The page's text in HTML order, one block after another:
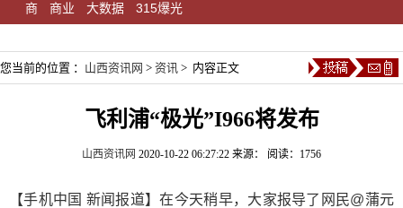
商
商业 大数据 315爆光
您当前的位置 ： 山西资讯网 > 资讯 > 内容正文
飞利浦“极光”I966将发布
山西资讯网 2020-10-22 06:27:22 来源： 阅读：1756
【手机中国 新闻报道】在今天稍早，大家报导了网民@蒲元